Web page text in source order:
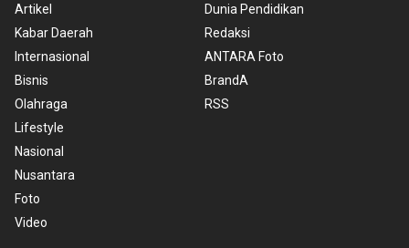
Artikel
Kabar Daerah
Internasional
Bisnis
Olahraga
Lifestyle
Nasional
Nusantara
Foto
Video
Dunia Pendidikan
Redaksi
ANTARA Foto
BrandA
RSS